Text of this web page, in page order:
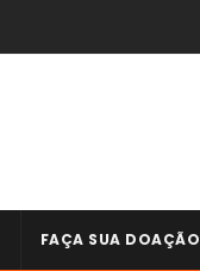
FAÇA SUA DOAÇÃO